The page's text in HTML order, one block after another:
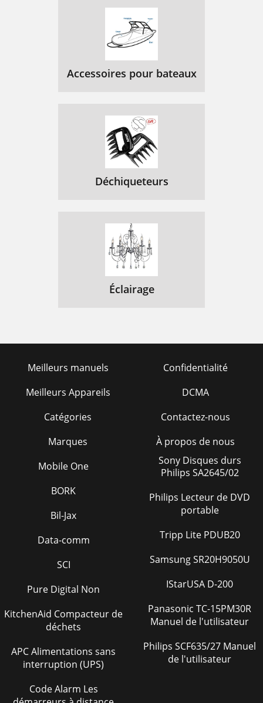
Accessoires pour bateaux
Déchiqueteurs
Éclairage
Meilleurs manuels
Meilleurs Appareils
Catégories
Marques
Confidentialité
DCMA
Contactez-nous
À propos de nous
Mobile One
BORK
Bil-Jax
Data-comm
SCI
Pure Digital Non
KitchenAid Compacteur de
déchets
APC Alimentations sans
interruption (UPS)
Code Alarm Les
Sony Disques durs
Philips SA2645/02
Philips Lecteur de DVD
portable
Tripp Lite PDUB20
Samsung SR20H9050U
IStarUSA D-200
Panasonic TC-15PM30R
Manuel de l'utilisateur
Philips SCF635/27 Manuel
de l'utilisateur